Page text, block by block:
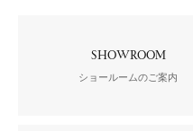
SHOWROOM
ショールームのご案内